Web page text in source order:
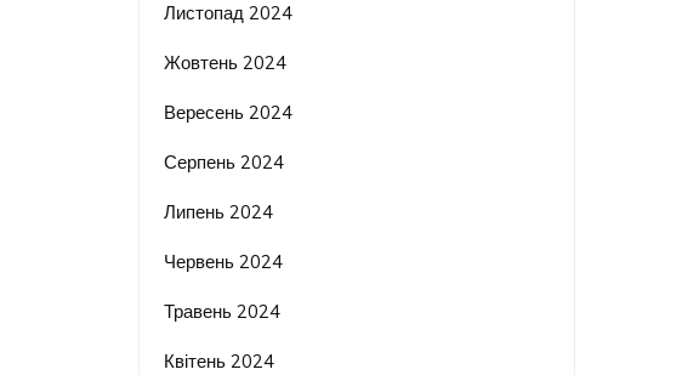
Листопад 2024
Жовтень 2024
Вересень 2024
Серпень 2024
Липень 2024
Червень 2024
Травень 2024
Квітень 2024